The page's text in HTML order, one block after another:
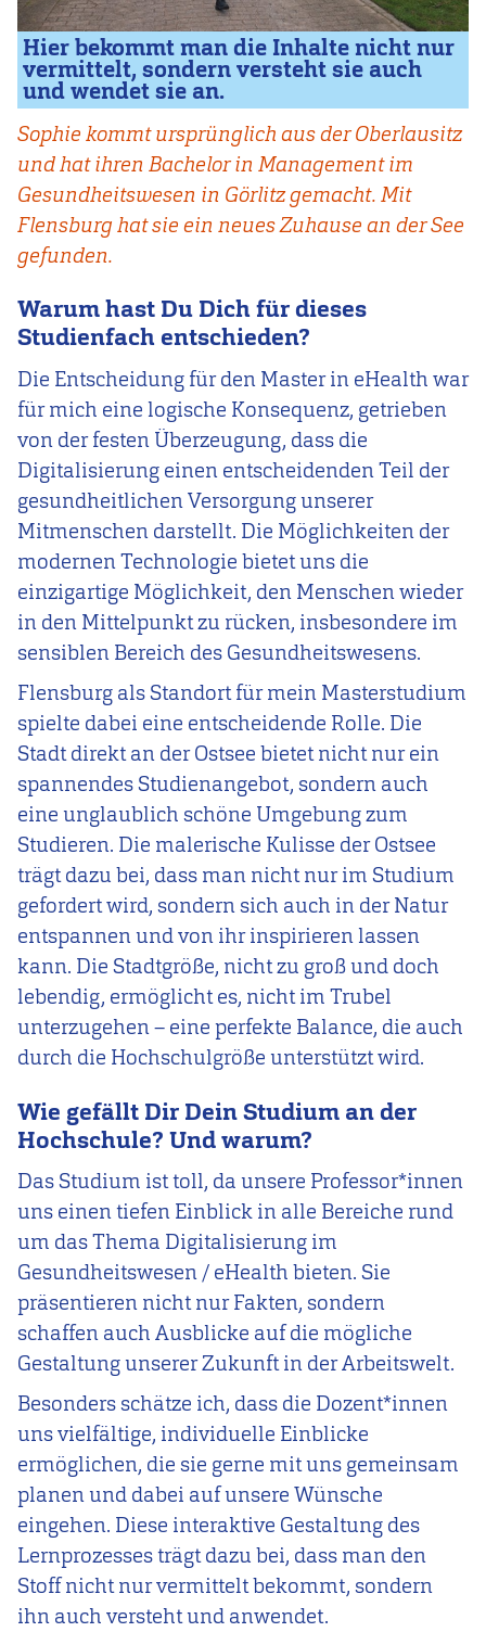
Hier bekommt man die Inhalte nicht nur
vermittelt, sondern versteht sie auch
und wendet sie an.
Sophie kommt ursprünglich aus der Oberlausitz
und hat ihren Bachelor in Management im
Gesundheitswesen in Görlitz gemacht. Mit
Flensburg hat sie ein neues Zuhause an der See
gefunden.
Warum hast Du Dich für dieses
Studienfach entschieden?
Die Entscheidung für den Master in eHealth war
für mich eine logische Konsequenz, getrieben
von der festen Überzeugung, dass die
Digitalisierung einen entscheidenden Teil der
gesundheitlichen Versorgung unserer
Mitmenschen darstellt. Die Möglichkeiten der
modernen Technologie bietet uns die
einzigartige Möglichkeit, den Menschen wieder
in den Mittelpunkt zu rücken, insbesondere im
sensiblen Bereich des Gesundheitswesens.
Flensburg als Standort für mein Masterstudium
spielte dabei eine entscheidende Rolle. Die
Stadt direkt an der Ostsee bietet nicht nur ein
spannendes Studienangebot, sondern auch
eine unglaublich schöne Umgebung zum
Studieren. Die malerische Kulisse der Ostsee
trägt dazu bei, dass man nicht nur im Studium
gefordert wird, sondern sich auch in der Natur
entspannen und von ihr inspirieren lassen
kann. Die Stadtgröße, nicht zu groß und doch
lebendig, ermöglicht es, nicht im Trubel
unterzugehen – eine perfekte Balance, die auch
durch die Hochschulgröße unterstützt wird.
Wie gefällt Dir Dein Studium an der
Hochschule? Und warum?
Das Studium ist toll, da unsere Professor*innen
uns einen tiefen Einblick in alle Bereiche rund
um das Thema Digitalisierung im
Gesundheitswesen / eHealth bieten. Sie
präsentieren nicht nur Fakten, sondern
schaffen auch Ausblicke auf die mögliche
Gestaltung unserer Zukunft in der Arbeitswelt.
Besonders schätze ich, dass die Dozent*innen
uns vielfältige, individuelle Einblicke
ermöglichen, die sie gerne mit uns gemeinsam
planen und dabei auf unsere Wünsche
eingehen. Diese interaktive Gestaltung des
Lernprozesses trägt dazu bei, dass man den
Stoff nicht nur vermittelt bekommt, sondern
ihn auch versteht und anwendet.